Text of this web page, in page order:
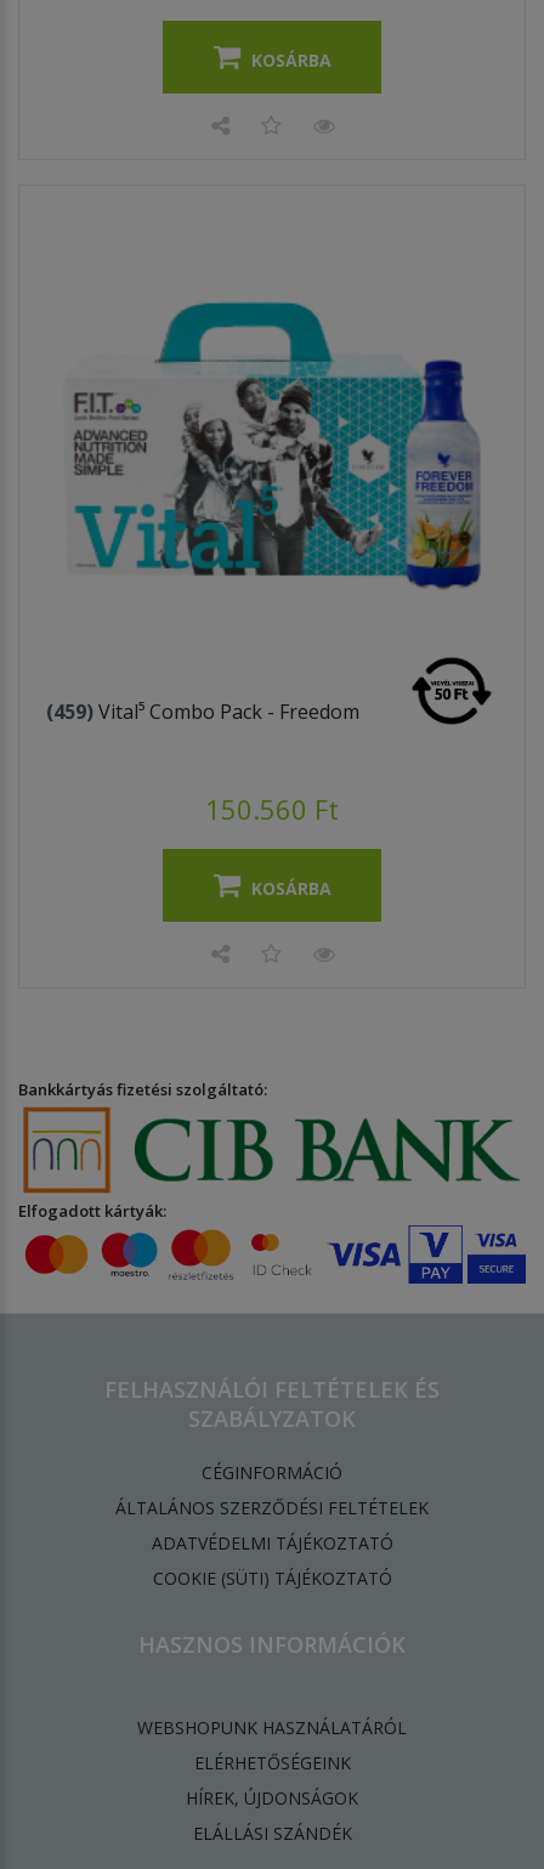
KOSÁRBA
(459)Vital⁵ Combo Pack - Freedom
150.560 Ft
KOSÁRBA
Bankkártyás fizetési szolgáltató:
Elfogadott kártyák:
FELHASZNÁLÓI FELTÉTELEK ÉS
SZABÁLYZATOK
CÉGINFORMÁCIÓ
ÁLTALÁNOS SZERZŐDÉSI FELTÉTELEK
ADATVÉDELMI TÁJÉKOZTATÓ
​COOKIE (SÜTI) TÁJÉKOZTATÓ
HASZNOS INFORMÁCIÓK
WEBSHOPUNK HASZNÁLATÁRÓL
ELÉRHETŐSÉGEINK
HÍREK, ÚJDONSÁGOK
ELÁLLÁSI SZÁNDÉK